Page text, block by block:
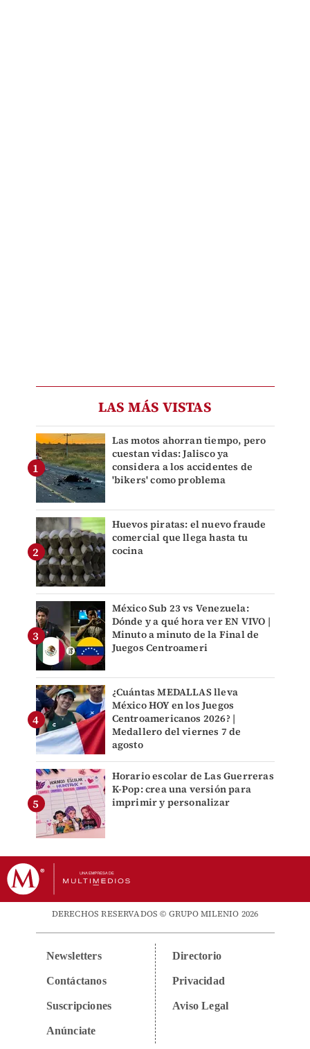
LAS MÁS VISTAS
Las motos ahorran tiempo, pero
cuestan vidas: Jalisco ya
considera a los accidentes de
'bikers' como problema
Huevos piratas: el nuevo fraude
comercial que llega hasta tu
cocina
México Sub 23 vs Venezuela:
Dónde y a qué hora ver EN VIVO |
Minuto a minuto de la Final de
Juegos Centroameri
¿Cuántas MEDALLAS lleva
México HOY en los Juegos
Centroamericanos 2026? |
Medallero del viernes 7 de
agosto
Horario escolar de Las Guerreras
K-Pop: crea una versión para
imprimir y personalizar
DERECHOS RESERVADOS © GRUPO MILENIO 2026
Newsletters
Contáctanos
Suscripciones
Anúnciate
Directorio
Privacidad
Aviso Legal